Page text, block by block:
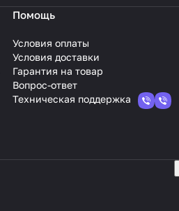
Помощь
Условия оплаты
Условия доставки
Гарантия на товар
Вопрос-ответ
Техническая поддержка